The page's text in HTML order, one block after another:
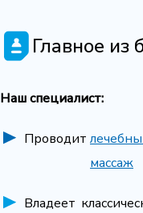
Главное из
Наш специалист:
Проводит
массаж
Владеет